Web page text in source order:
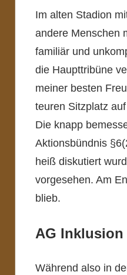
Im alten Stadion
andere Menschen
familiär und
die Haupttribüne
meiner besten
teuren Sitzplatz
Die knapp
Aktionsbündnis
heiß diskutiert
vorgesehen. Am
blieb.
AG Inklusion
Während also in